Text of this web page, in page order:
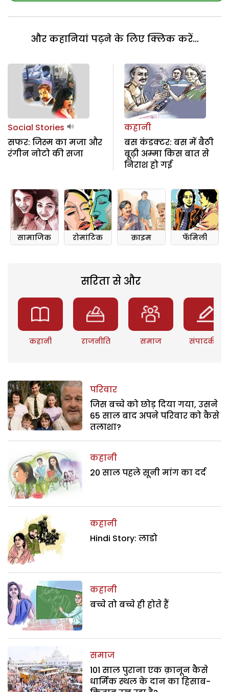
और कहानियां पढ़ने के लिए क्लिक करें...
Social Stories
सफर: जिस्म का मजा और
रंगीन नोटो की सजा
कहानी
बस कंडक्टर: बस में बैठी
बूढ़ी अम्मा किस बात से
निराश हो गई
सामाजिक रोमांटिक क्राइम फॅमिली
सरिता से और
कहानी राजनीति समाज संपादकीय
परिवार
जिस बच्चे को छोड़ दिया गया, उसने
65 साल बाद अपने परिवार को कैसे
तलाशा?
कहानी
20 साल पहले सूनी मांग का दर्द
कहानी
Hindi Story: लाडो
कहानी
बच्चे तो बच्चे ही होते हैं
समाज
101 साल पुराना एक क़ानून कैसे
धार्मिक स्थल के दान का हिसाब-